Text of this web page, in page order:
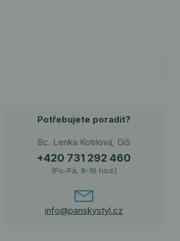
Potřebujete poradit?
Bc. Lenka Kotrlová, DiS
+420 731 292 460
(Po-Pá, 8-16 hod.)
info@panskystyl.cz